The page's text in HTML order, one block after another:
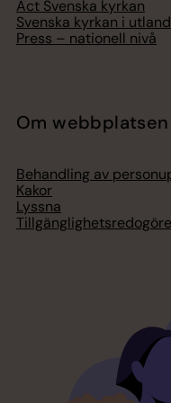
Act Svenska kyrkan
Svenska kyrkan i
Press – nationell nivå
Om webbplatsen
Behandling av
Kakor
Lyssna